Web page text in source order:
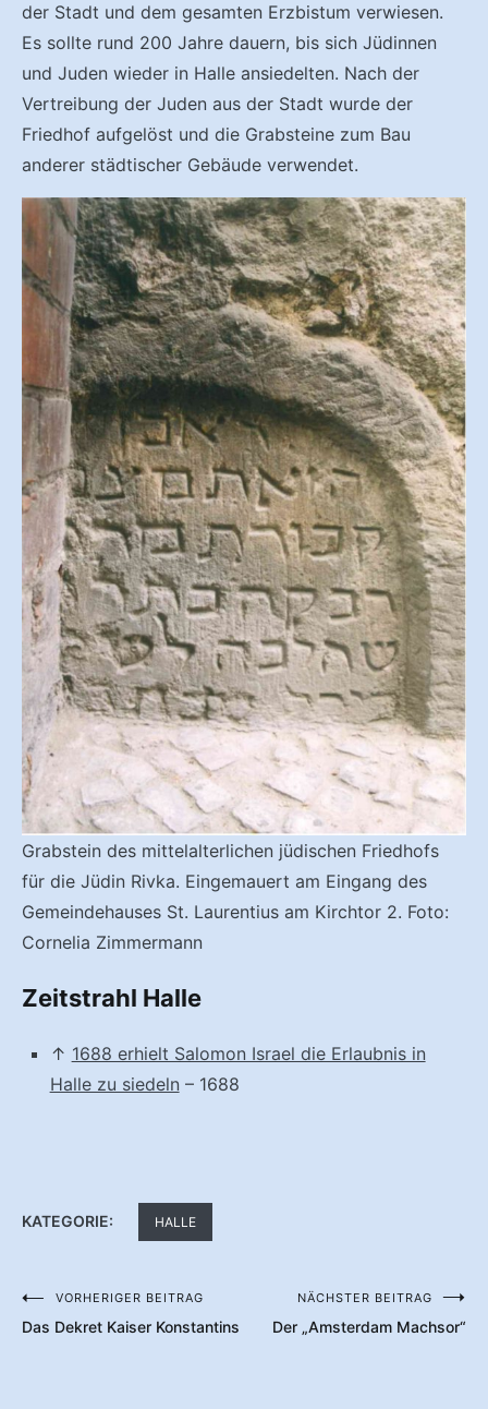
der Stadt und dem gesamten Erzbistum verwiesen.
Es sollte rund 200 Jahre dauern, bis sich Jüdinnen
und Juden wieder in Halle ansiedelten. Nach der
Vertreibung der Juden aus der Stadt wurde der
Friedhof aufgelöst und die Grabsteine zum Bau
anderer städtischer Gebäude verwendet.
Grabstein des mittelalterlichen jüdischen Friedhofs
für die Jüdin Rivka. Eingemauert am Eingang des
Gemeindehauses St. Laurentius am Kirchtor 2. Foto:
Cornelia Zimmermann
Zeitstrahl Halle
↑ 1688 erhielt Salomon Israel die Erlaubnis in
Halle zu siedeln – 1688
KATEGORIE: HALLE
Beitragsnavigation
VORHERIGER BEITRAG
Das Dekret Kaiser Konstantins
NÄCHSTER BEITRAG
Der „Amsterdam Machsor“